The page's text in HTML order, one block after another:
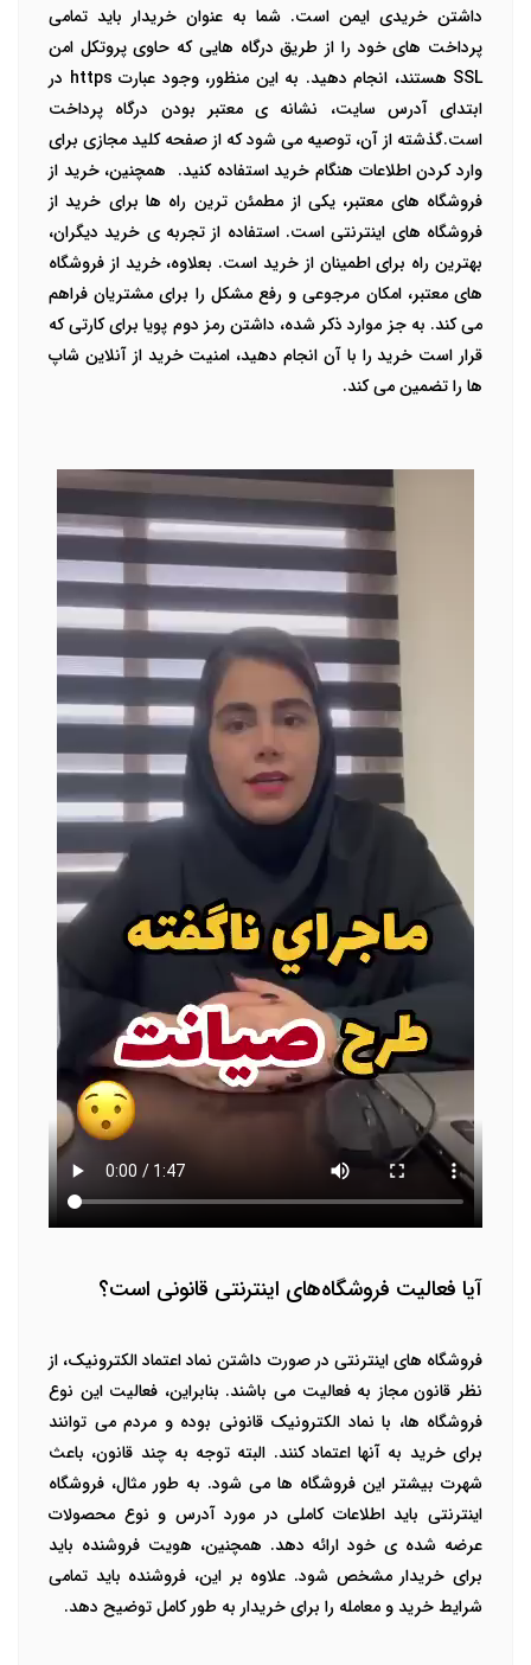
داشتن خریدی ایمن است. شما به عنوان خریدار باید تمامی
پرداخت های خود را از طریق درگاه هایی که حاوی پروتکل امن
SSL هستند، انجام دهید. به این منظور، وجود عبارت https در
ابتدای آدرس سایت، نشانه ی معتبر بودن درگاه پرداخت
است.گذشته از آن، توصیه می شود که از صفحه کلید مجازی برای
وارد کردن اطلاعات هنگام خرید استفاده کنید. همچنین، خرید از
فروشگاه های معتبر، یکی از مطمئن ترین راه ها برای خرید از
فروشگاه های اینترنتیاست. استفاده از تجربه ی خرید دیگران،
بهترین راه برای اطمینان از خرید است. بعلاوه، خرید از فروشگاه
های معتبر، امکان مرجوعی و رفع مشکل را برای مشتریان فراهم
می کند. به جز موارد ذکر شده، داشتن رمز دوم پویا برای کارتی که
قرار است خرید را با آن انجام دهید، امنیت خرید از آنلاین شاپ
ها را تضمین می کند.
آیا فعالیت فروشگاه‌های اینترنتی قانونی است؟
فروشگاه های اینترنتی در صورت داشتن نماد اعتماد الکترونیک، از
نظر قانون مجاز به فعالیت می باشند. بنابراین، فعالیت این نوع
فروشگاه ها، با نماد الکترونیک قانونی بوده و مردم می توانند
برای خرید به آنها اعتماد کنند. البته توجه به چند قانون، باعث
شهرت بیشتر این فروشگاه ها می شود. به طور مثال، فروشگاه
اینترنتی باید اطلاعات کاملی در مورد آدرس و نوع محصولات
عرضه شده ی خود ارائه دهد. همچنین، هویت فروشنده باید
برای خریدار مشخص شود. علاوه بر این، فروشنده باید تمامی
شرایط خرید و معامله را برای خریدار به طور کامل توضیح دهد.